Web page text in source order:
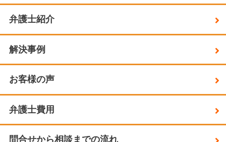
弁護士紹介
解決事例
お客様の声
弁護士費用
問合せから相談までの流れ